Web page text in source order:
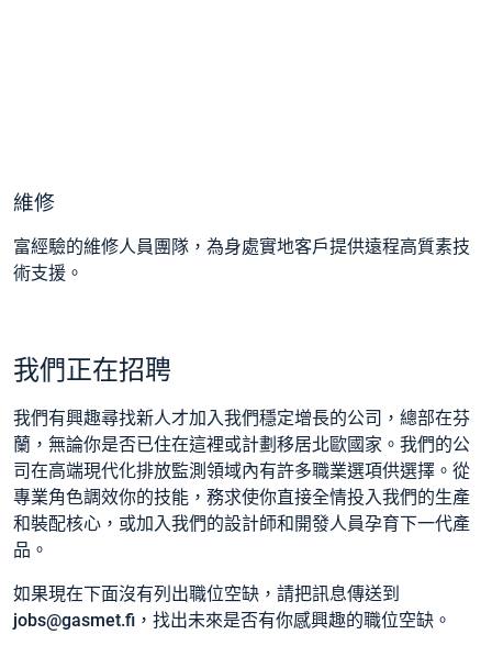
維修
富經驗的維修人員團隊，為身處實地客戶提供遠程高質素技
術支援。
我們正在招聘
我們有興趣尋找新人才加入我們穩定增長的公司，總部在芬
蘭，無論你是否已住在這裡或計劃移居北歐國家。我們的公
司在高端現代化排放監測領域內有許多職業選項供選擇。從
專業角色調效你的技能，務求使你直接全情投入我們的生產
和裝配核心，或加入我們的設計師和開發人員孕育下一代產
品。
如果現在下面沒有列出職位空缺，請把訊息傳送到
jobs@gasmet.fi ，找出未來是否有你感興趣的職位空缺。